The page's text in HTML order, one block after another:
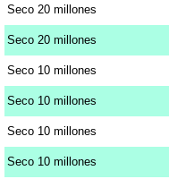
Seco 20 millones
Seco 20 millones
Seco 10 millones
Seco 10 millones
Seco 10 millones
Seco 10 millones